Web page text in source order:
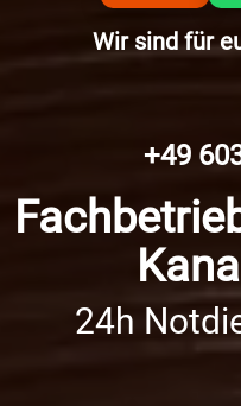
Wir sind für
+49
24h